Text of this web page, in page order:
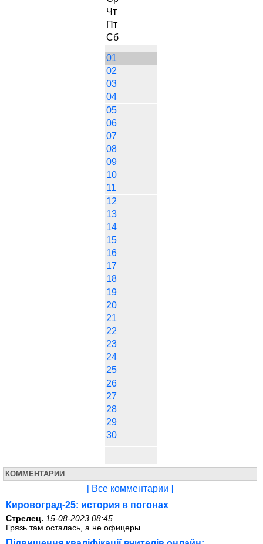
Чт
Пт
Сб
01
02
03
04
05
06
07
08
09
10
11
12
13
14
15
16
17
18
19
20
21
22
23
24
25
26
27
28
29
30
КОММЕНТАРИИ
[ Все комментарии ]
Кировоград-25: история в погонах
Стрелец. 15-08-2023 08:45
Грязь там осталась, а не офицеры.. ...